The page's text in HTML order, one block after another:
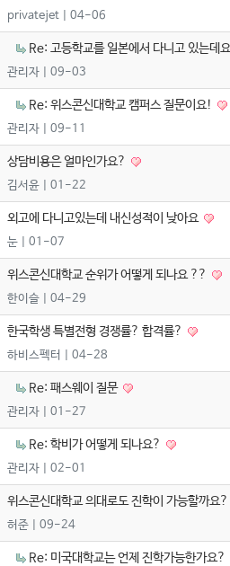
privatejet | 04-06
Re: 고등학교를 일본에서 다니고 있는데
관리자 | 09-03
Re: 위스콘신대학교 캠퍼스 질문이요!
관리자 | 09-11
상담비용은 얼마인가요?
김서윤 | 01-22
외고에 다니고있는데 내신성적이 낮아요
눈 | 01-07
위스콘신대학교 순위가 어떻게 되나요 ??
한이슬 | 04-29
한국학생 특별전형 경쟁률? 합격률?
하비스펙터 | 04-28
Re: 패스웨이 질문
관리자 | 01-27
Re: 학비가 어떻게 되나요?
관리자 | 02-01
위스콘신대학교 의대로도 진학이 가능할까요?
허준 | 09-24
Re: 미국대학교는 언제 진학가능한가요?